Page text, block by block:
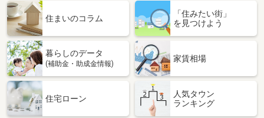
住まいのコラム
「住みたい街」
を見つけよう
暮らしのデータ
(補助金・助成金情報)
家賃相場
住宅ローン
人気タウン
ランキング